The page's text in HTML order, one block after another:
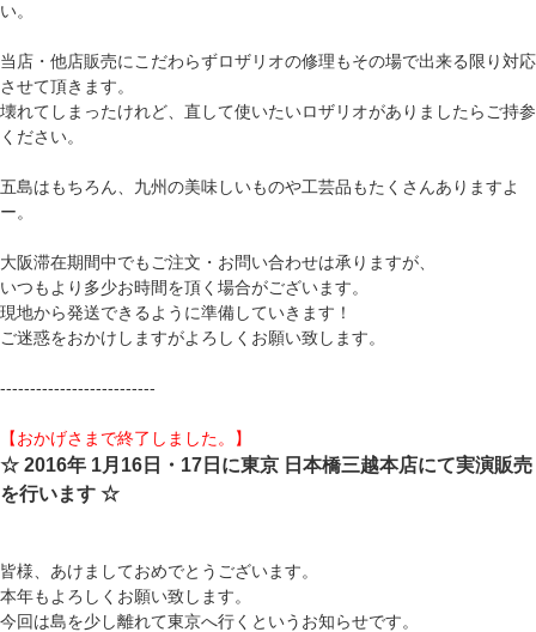
い。
当店・他店販売にこだわらずロザリオの修理もその場で出来る限り対応
させて頂きます。
壊れてしまったけれど、直して使いたいロザリオがありましたらご持参
ください。
五島はもちろん、九州の美味しいものや工芸品もたくさんありますよ
ー。
大阪滞在期間中でもご注文・お問い合わせは承りますが、
いつもより多少お時間を頂く場合がございます。
現地から発送できるように準備していきます！
ご迷惑をおかけしますがよろしくお願い致します。
--------------------------
【おかげさまで終了しました。】
☆ 2016年 1月16日・17日に東京 日本橋三越本店にて実演販売
を行います ☆
皆様、あけましておめでとうございます。
本年もよろしくお願い致します。
今回は島を少し離れて東京へ行くというお知らせです。